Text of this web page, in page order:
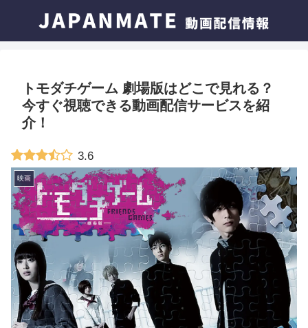
トモダチゲーム 劇場版はどこで見れる？
今すぐ視聴できる動画配信サービスを紹
介！
3.6
映画